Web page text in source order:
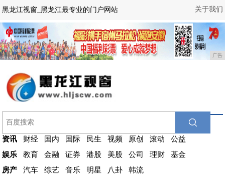
关于我们
黑龙江视窗_黑龙江最专业的门户网站
广告
资讯 财经 国内 国际 民生 视频 原创 滚动
公益
娱乐
教育 金融 证券 港股 美股 公司 理财
基金
房产
汽车 综艺 音乐 明星 八卦
韩流